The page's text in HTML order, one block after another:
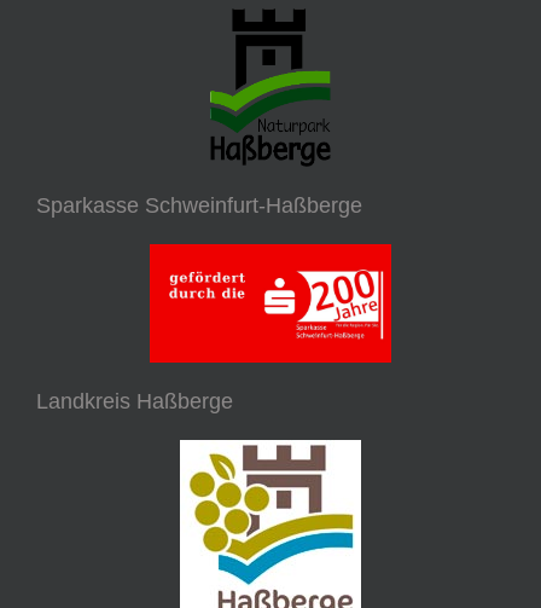
Sparkasse Schweinfurt-Haßberge
Landkreis Haßberge